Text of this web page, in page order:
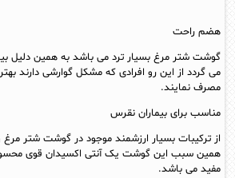
هضم راحت
می گردد از این رو افرادی که مشکل گوارشی دارند
مصرف نمایند.
مناسب برای بیماران نقرس
همین سبب این گوشت یک آنتی اکسیدان قوی
مفید می باشد.